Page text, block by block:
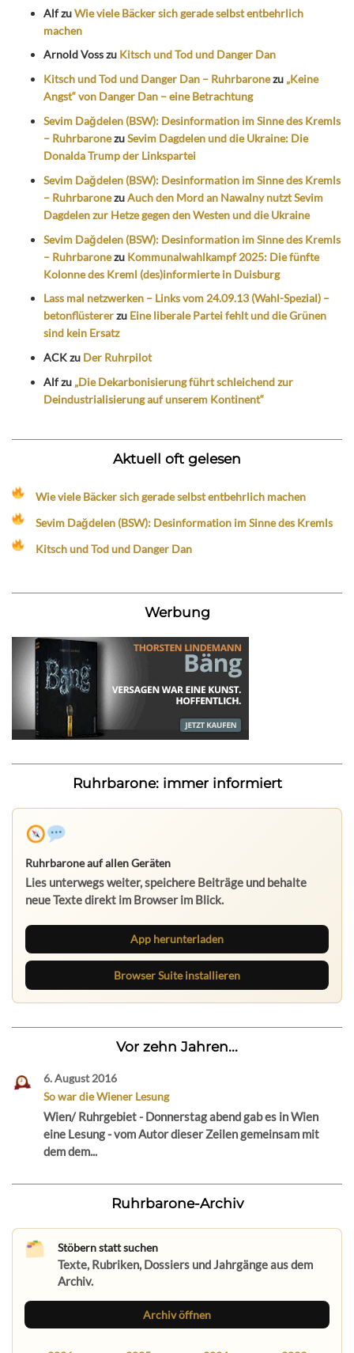
AlfzuWie viele Bäcker sich gerade selbst entbehrlich
machen
Arnold Vosszu Kitsch und Tod und Danger Dan
Kitsch und Tod und Danger Dan – Ruhrbaronezu „Keine
Angst“ von Danger Dan – eine Betrachtung
Sevim Dağdelen (BSW): Desinformation im Sinne des Kremls
– RuhrbaronezuSevim Dagdelen und die Ukraine: Die
Donalda Trump der Linkspartei
Sevim Dağdelen (BSW): Desinformation im Sinne des Kremls
– RuhrbaronezuAuch den Mord an Nawalny nutzt Sevim
Dagdelen zur Hetze gegen den Westen und die Ukraine
Sevim Dağdelen (BSW): Desinformation im Sinne des Kremls
– Ruhrbaronezu Kommunalwahlkampf 2025: Die fünfte
Kolonne des Kreml (des)informierte in Duisburg
Lass mal netzwerken – Links vom 24.09.13 (Wahl-Spezial) –
betonflüstererzu Eine liberale Partei fehlt und die Grünen
sind kein Ersatz
ACKzu Der Ruhrpilot
Alfzu „Die Dekarbonisierung führt schleichend zur
Deindustrialisierung auf unserem Kontinent“
Aktuell oft gelesen
Wie viele Bäcker sich gerade selbst entbehrlich machen
Sevim Dağdelen (BSW): Desinformation im Sinne des Kremls
Kitsch und Tod und Danger Dan
Werbung
Ruhrbarone: immer informiert
Ruhrbarone auf allen Geräten
Lies unterwegs weiter, speichere Beiträge und behalte
neue Texte direkt im Browser im Blick.
App herunterladen
Browser Suite installieren
Vor zehn Jahren...
6. August 2016
So war die Wiener Lesung
Wien/ Ruhrgebiet - Donnerstag abend gab es in Wien
eine Lesung - vom Autor dieser Zeilen gemeinsam mit
dem dem...
Ruhrbarone-Archiv
Stöbern statt suchen
Texte, Rubriken, Dossiers und Jahrgänge aus dem
Archiv.
Archiv öffnen